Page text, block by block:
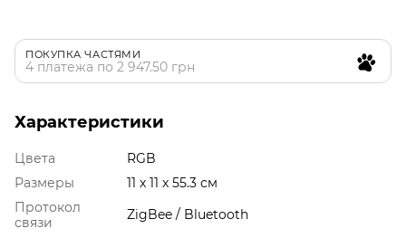
ПОКУПКА ЧАСТЯМИ
4 платежа по 2 947.50 грн
Характеристики
Цвета
RGB
Размеры
‎11 x 11 x 55.3 см
Протокол
связи
ZigBee / Bluetooth